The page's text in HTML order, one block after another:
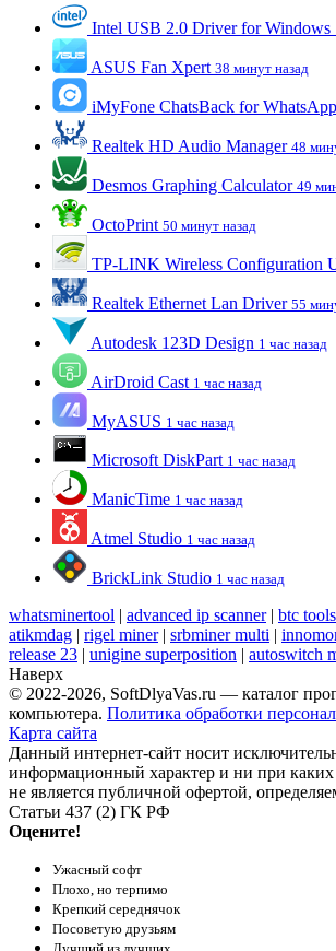
Intel USB 2.0 Driver for Windows
ASUS Fan Xpert 38 минут назад
iMyFone ChatsBack for WhatsApp
Realtek HD Audio Manager 48
Desmos Graphing Calculator 49
OctoPrint 50 минут назад
TP-LINK Wireless Configuration
Realtek Ethernet Lan Driver 55
Autodesk 123D Design 1 час назад
AirDroid Cast 1 час назад
MyASUS 1 час назад
Microsoft DiskPart 1 час назад
ManicTime 1 час назад
Atmel Studio 1 час назад
BrickLink Studio 1 час назад
whatsminertool | advanced ip scanner| btc tools
atikmdag | rigel miner| srbminer multi |
release 23 | unigine superposition | autoswitch
Наверх
© 2022-2026, SoftDlyaVas.ru — каталог
компьютера. Политика обработки
Карта сайта
Данный интернет-сайт носит
информационный характер и ни при каких
не является публичной офертой,
Статьи 437 (2) ГК РФ
Оцените!
Ужасный софт
Плохо, но терпимо
Крепкий середнячок
Посоветую друзьям